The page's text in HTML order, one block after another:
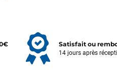
Satisfait ou
14 jours après